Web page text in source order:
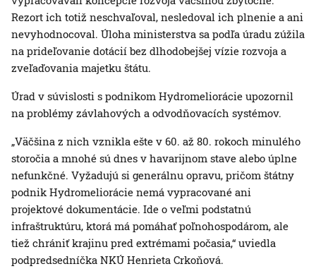
Rezort ich totiž neschvaľoval, nesledoval ich plnenie a ani
nevyhodnocoval. Úloha ministerstva sa podľa úradu zúžila
na prideľovanie dotácií bez dlhodobejšej vízie rozvoja a
zveľaďovania majetku štátu.
Úrad v súvislosti s podnikom Hydromeliorácie upozornil
na problémy závlahových a odvodňovacích systémov.
„Väčšina z nich vznikla ešte v 60. až 80. rokoch minulého
storočia a mnohé sú dnes v havarijnom stave alebo úplne
nefunkčné. Vyžadujú si generálnu opravu, pričom štátny
podnik Hydromeliorácie nemá vypracované ani
projektové dokumentácie. Ide o veľmi podstatnú
infraštruktúru, ktorá má pomáhať poľnohospodárom, ale
tiež chrániť krajinu pred extrémami počasia,“ uviedla
podpredsedníčka NKÚ Henrieta Crkoňová.